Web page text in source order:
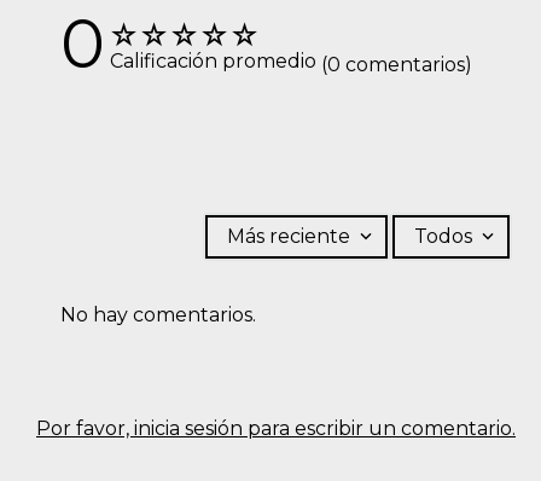
☆☆☆☆☆
0 Calificación promedio (0 comentarios)
Por favor, inicia sesión para escribir un comentario.
Más reciente Todos
No hay comentarios.